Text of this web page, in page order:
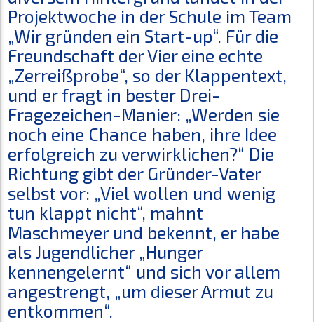
Projektwoche in der Schule im Team
„Wir gründen ein Start-up“. Für die
Freundschaft der Vier eine echte
„Zerreißprobe“, so der Klappentext,
und er fragt in bester Drei-
Fragezeichen-Manier: „Werden sie
noch eine Chance haben, ihre Idee
erfolgreich zu verwirklichen?“ Die
Richtung gibt der Gründer-Vater
selbst vor: „Viel wollen und wenig
tun klappt nicht“, mahnt
Maschmeyer und bekennt, er habe
als Jugendlicher „Hunger
kennengelernt“ und sich vor allem
angestrengt, „um dieser Armut zu
entkommen“.